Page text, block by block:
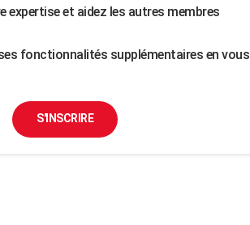
expertise et aidez les autres membres
fonctionnalités supplémentaires en vous
S'INSCRIRE